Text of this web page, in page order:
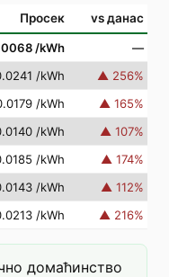
Просек vs данас
/kWh
—
/kWh ▲ 256%
/kWh ▲ 165%
/kWh ▲ 107%
/kWh ▲ 174%
/kWh ▲ 112%
/kWh ▲ 216%
домаћинство